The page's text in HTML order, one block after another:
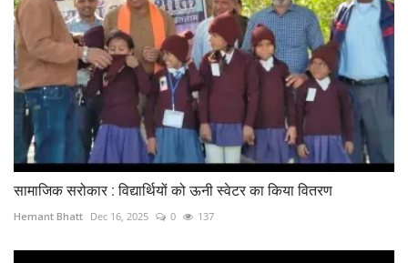
सामाजिक सरोकार : विद्यार्थियों को ऊनी स्वेटर का किया वितरण
Hemant Bhatt Dec 16, 2025 0 137